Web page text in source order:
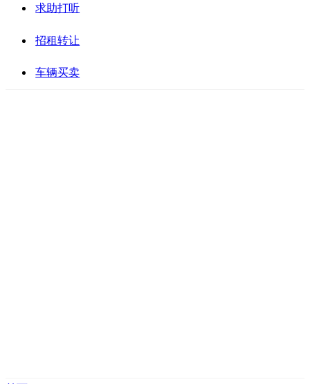
求助打听
招租转让
车辆买卖